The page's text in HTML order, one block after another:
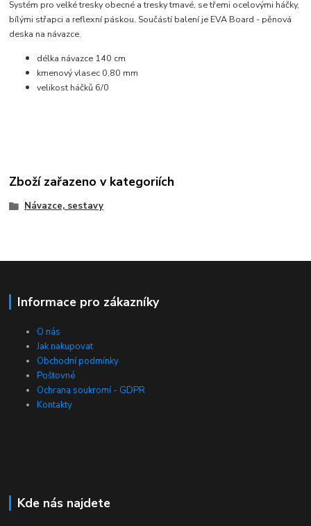
Systém pro velké tresky obecné a tresky tmavé, se třemi ocelovými háčky,
bílými střapci a reflexní páskou. Součástí balení je EVA Board - pěnová
deska na návazce.
délka návazce 140 cm
kmenový vlasec 0,80 mm
velikost háčků 6/0
Zboží zařazeno v kategoriích
Návazce, sestavy
Informace pro zákazníky
O nás
Jak nakupovat
Obchodní podmínky
Poštovné
Ochrana soukromí - GDPR
Kontakty
Kde nás najdete